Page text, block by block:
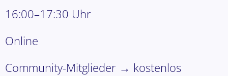
16:00–17:30 Uhr
Online
Community-Mitglieder → kostenlos